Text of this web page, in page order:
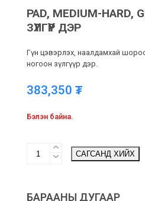
PAD, MEDIUM-HARD,
ЗҮЛГҮҮР ДЭР
Гүн цэвэрлэх, наалдамхай
ногоон зүлгүүр дэр.
383,350 ₮
Бэлэн байна.
medium-
432
САГСАНД ХИЙХ
БАРААНЫ ДУГААР